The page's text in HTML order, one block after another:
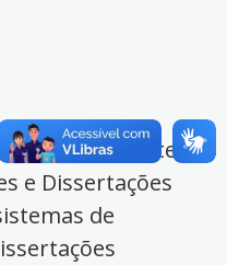
a Biblioteca
e Dissertações
de